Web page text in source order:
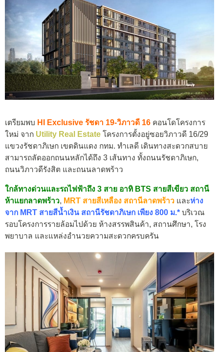
เตรียมพบ HI Exclusive รัชดา 19-วิภาวดี 16 คอนโดโครงการ
ใหม่ จาก Utility Real Estate โครงการตั้งอยู่ซอยวิภาวดี 16/29
แขวงรัชดาภิเษก เขตดินแดง กทม. ทำเลดี เดินทางสะดวกสบาย
สามารถลัดออกถนนหลักได้ถึง 3 เส้นทาง ทั้งถนนรัชดาภิเษก,
ถนนวิภาวดีรังสิต และถนนลาดพร้าว
ใกล้ทางด่วนและรถไฟฟ้าถึง 3 สาย อาทิ BTS สายสีเขียว สถานี
ห้าแยกลาดพร้าว, MRT สายสีเหลือง สถานีลาดพร้าว และห่าง
จาก MRT สายสีน้ำเงิน สถานีรัชดาภิเษก เพียง 800 ม.* บริเวณ
รอบโครงการรายล้อมไปด้วย ห้างสรรพสินค้า, สถานศึกษา, โรง
พยาบาล และแหล่งอํานวยความสะดวกครบครัน